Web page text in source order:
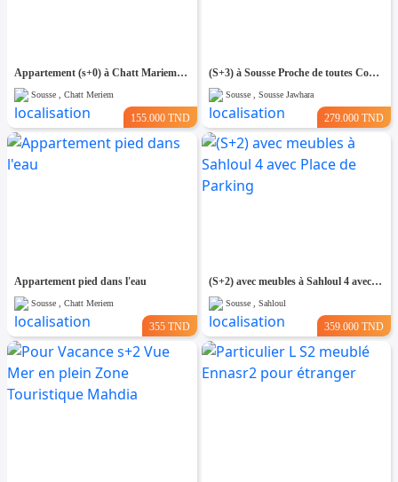
Appartement (s+0) à Chatt Mariem Prés de la mer
Sousse , Chatt Meriem
155.000 TND
(S+3) à Sousse Proche de toutes Commodités
Sousse , Sousse Jawhara
279.000 TND
Appartement pied dans l'eau
Sousse , Chatt Meriem
355 TND
(S+2) avec meubles à Sahloul 4 avec Place de Parking
Sousse , Sahloul
359.000 TND